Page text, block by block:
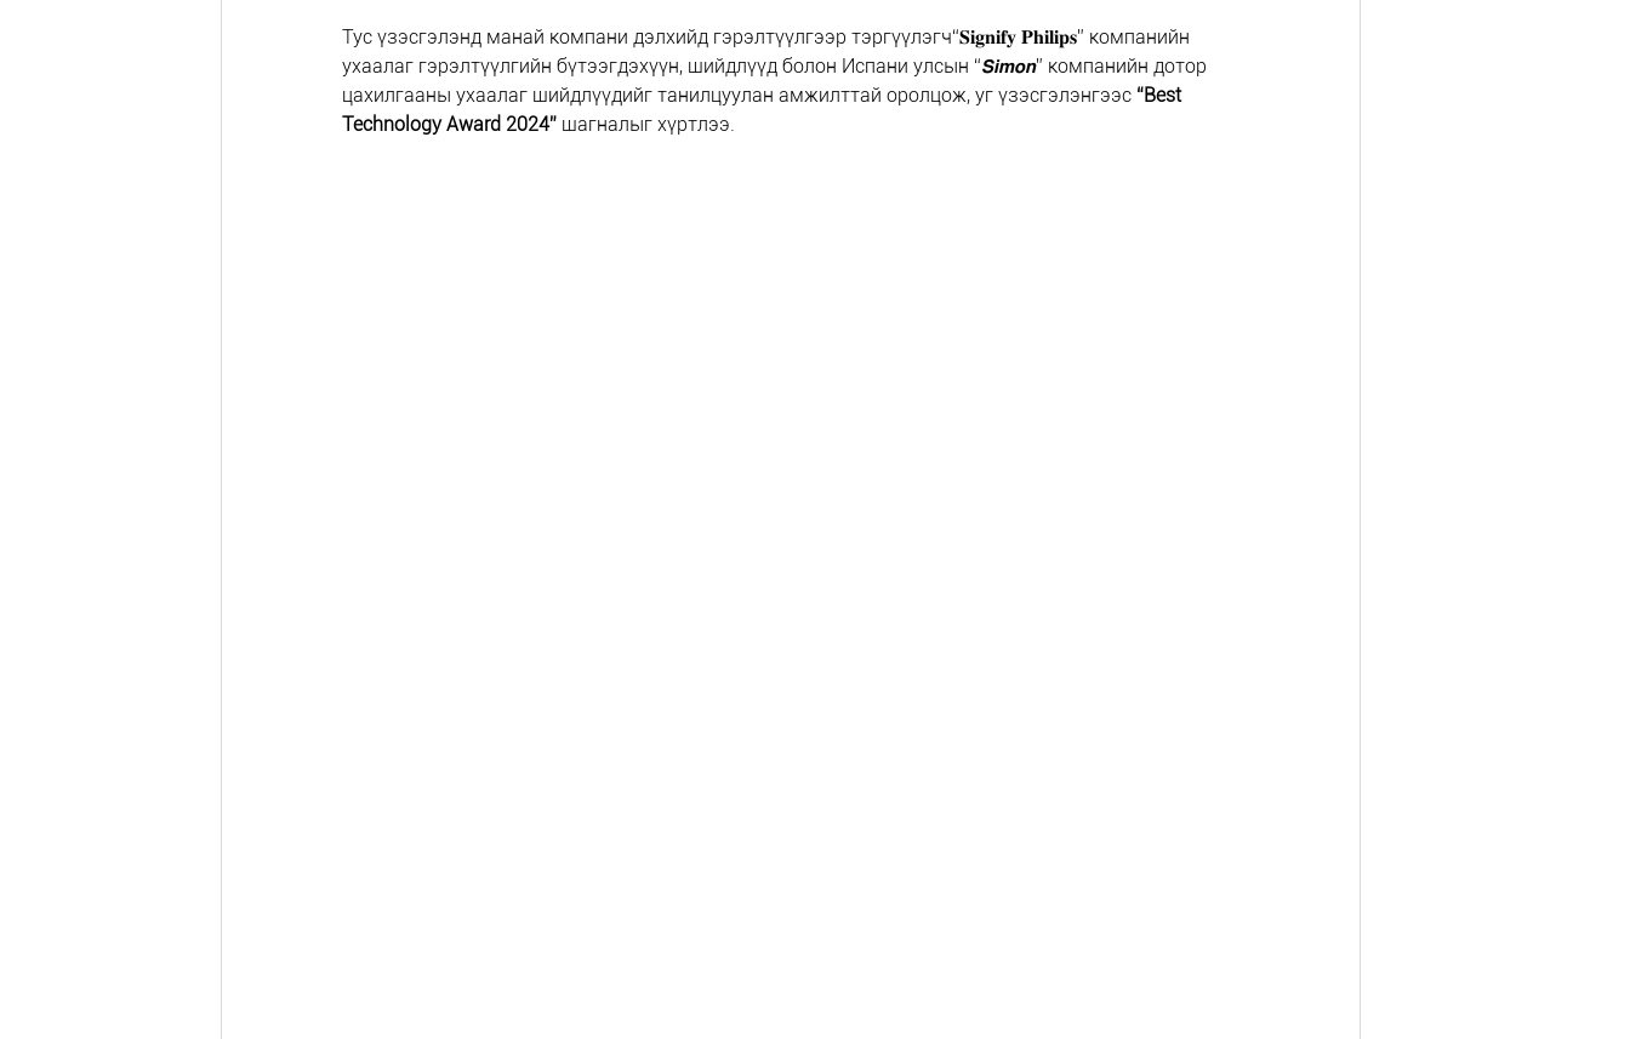
Тус үзэсгэлэнд манай компани дэлхийд гэрэлтүүлгээр тэргүүлэгч“𝐒𝐢𝐠𝐧𝐢𝐟𝐲 𝐏𝐡𝐢𝐥𝐢𝐩𝐬” компанийн
ухаалаг гэрэлтүүлгийн бүтээгдэхүүн, шийдлүүд болон Испани улсын “𝙎𝙞𝙢𝙤𝙣” компанийн дотор
цахилгааны ухаалаг шийдлүүдийг танилцуулан амжилттай оролцож, уг үзэсгэлэнгээс “Best
Technology Award 2024” шагналыг хүртлээ.